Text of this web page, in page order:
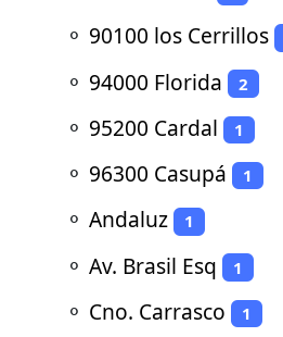
⚬ 90100 los Cerrillos
⚬ 94000 Florida 2
⚬ 95200 Cardal 1
⚬ 96300 Casupá 1
⚬ Andaluz 1
⚬ Av. Brasil Esq 1
⚬ Cno. Carrasco 1